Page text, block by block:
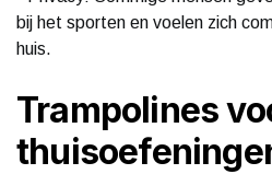
bij het sporten en voelen zich
huis.
Trampolines